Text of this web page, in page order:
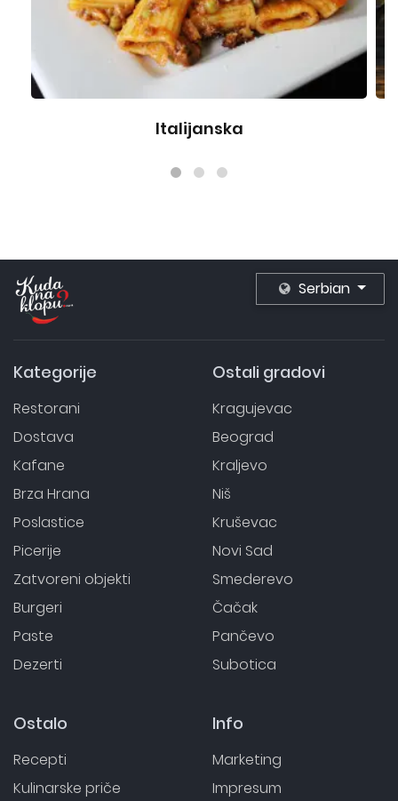
Španska
Serbian
Kategorije
Restorani
Dostava
Kafane
Brza Hrana
Poslastice
Picerije
Zatvoreni objekti
Burgeri
Paste
Dezerti
Ostali gradovi
Kragujevac
Beograd
Kraljevo
Niš
Kruševac
Novi Sad
Smederevo
Čačak
Pančevo
Subotica
Ostalo
Recepti
Kulinarske priče
Info
Marketing
Impresum